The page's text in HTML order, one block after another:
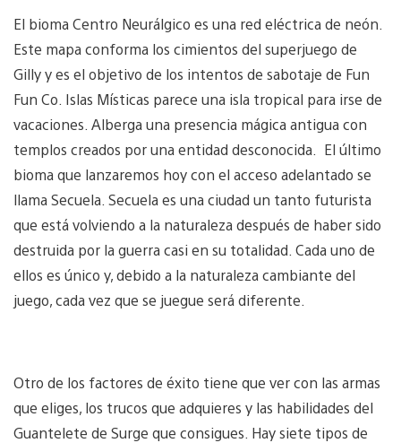
El bioma Centro Neurálgico es una red eléctrica de neón.
Este mapa conforma los cimientos del superjuego de
Gilly y es el objetivo de los intentos de sabotaje de Fun
Fun Co. Islas Místicas parece una isla tropical para irse de
vacaciones. Alberga una presencia mágica antigua con
templos creados por una entidad desconocida. El último
bioma que lanzaremos hoy con el acceso adelantado se
llama Secuela. Secuela es una ciudad un tanto futurista
que está volviendo a la naturaleza después de haber sido
destruida por la guerra casi en su totalidad. Cada uno de
ellos es único y, debido a la naturaleza cambiante del
juego, cada vez que se juegue será diferente.
Otro de los factores de éxito tiene que ver con las armas
que eliges, los trucos que adquieres y las habilidades del
Guantelete de Surge que consigues. Hay siete tipos de